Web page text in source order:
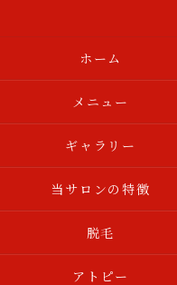
ホーム
メニュー
ギャラリー
当サロンの特徴
脱毛
アトピー